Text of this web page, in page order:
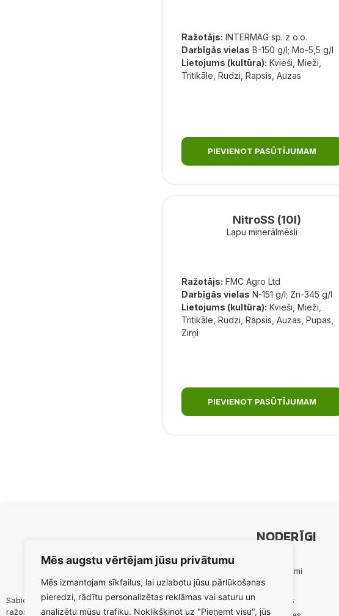
Mēs augstu vērtējam jūsu privātumu
Mēs izmantojam sīkfailus, lai uzlabotu jūsu pārlūkošanas
pieredzi, rādītu personalizētas reklāmas vai saturu un
analizētu mūsu trafiku. Noklikšķinot uz "Pieņemt visu", jūs
Ražotājs: INTERMAG sp. z o.o.
Darbīgās vielas B-150 g/l; Mo-5,5 g/l
Lietojums (kultūra): Kvieši, Mieži,
Tritikāle, Rudzi, Rapsis, Auzas
PIEVIENOT PASŪTĪJUMAM
NitroSS (10l)
Lapu minerālmēsli
Ražotājs: FMC Agro Ltd
Darbīgās vielas N-151 g/l; Zn-345 g/l
Lietojums (kultūra): Kvieši, Mieži,
Tritikāle, Rudzi, Rapsis, Auzas, Pupas,
Zirņi
PIEVIENOT PASŪTĪJUMAM
Sabiedrības mērķis ir maksimizēt biedru lauksaimnieciskās
ražošanas efektivitāti, nodrošināt ilgtermiņā biedru
NODERĪGI
Pakalpojumi
Produkti
Par mums